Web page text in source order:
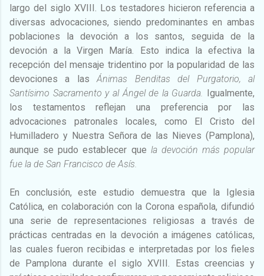
largo del siglo XVIII. Los testadores hicieron referencia a
diversas advocaciones, siendo predominantes en ambas
poblaciones la devoción a los santos, seguida de la
devoción a la Virgen María. Esto indica la efectiva la
recepción del mensaje tridentino por la popularidad de las
devociones a lasÁnimas Benditas del Purgatorio, al
Santísimo Sacramento y al Ángel de la Guarda. Igualmente,
los testamentos reflejan una preferencia por las
advocaciones patronales locales, como El Cristo del
Humilladero y Nuestra Señora de las Nieves (Pamplona),
aunque se pudo establecer que la devoción más popular
fue la de San Francisco de Asís.
En conclusión, este estudio demuestra que la Iglesia
Católica, en colaboración con la Corona española, difundió
una serie de representaciones religiosas a través de
prácticas centradas en la devoción a imágenes católicas,
las cuales fueron recibidas e interpretadas por los fieles
de Pamplona durante el siglo XVIII. Estas creencias y